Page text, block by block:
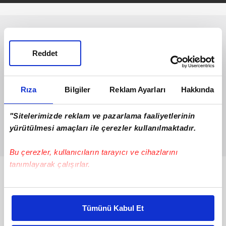
Rıza Bilgiler Reklam Ayarları Hakkında
"Sitelerimizde reklam ve pazarlama faaliyetlerinin
yürütülmesi amaçları ile çerezler kullanılmaktadır.
Bu çerezler, kullanıcıların tarayıcı ve cihazlarını
tanımlayarak çalışırlar.
Bu çerezlere izin vermeniz halinde sizlere özel
daha iyi reklam deneyimi yaşatabiliriz. Bunu yaparken
Tümünü Kabul Et
Reddet